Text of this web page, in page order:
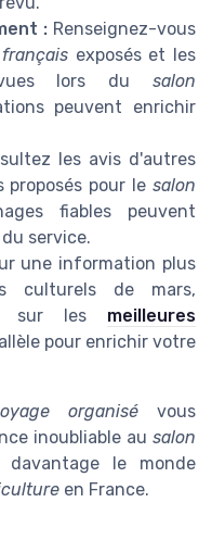
:Renseignez-vous
exposés et les
lors du salon
peuvent enrichir
les avis d'autres
pour le salon
fiables peuvent
service.
une information plus
culturels de mars,
sur les meilleures
pour enrichir votre
organisévous
inoubliable au salon
le monde
en France.